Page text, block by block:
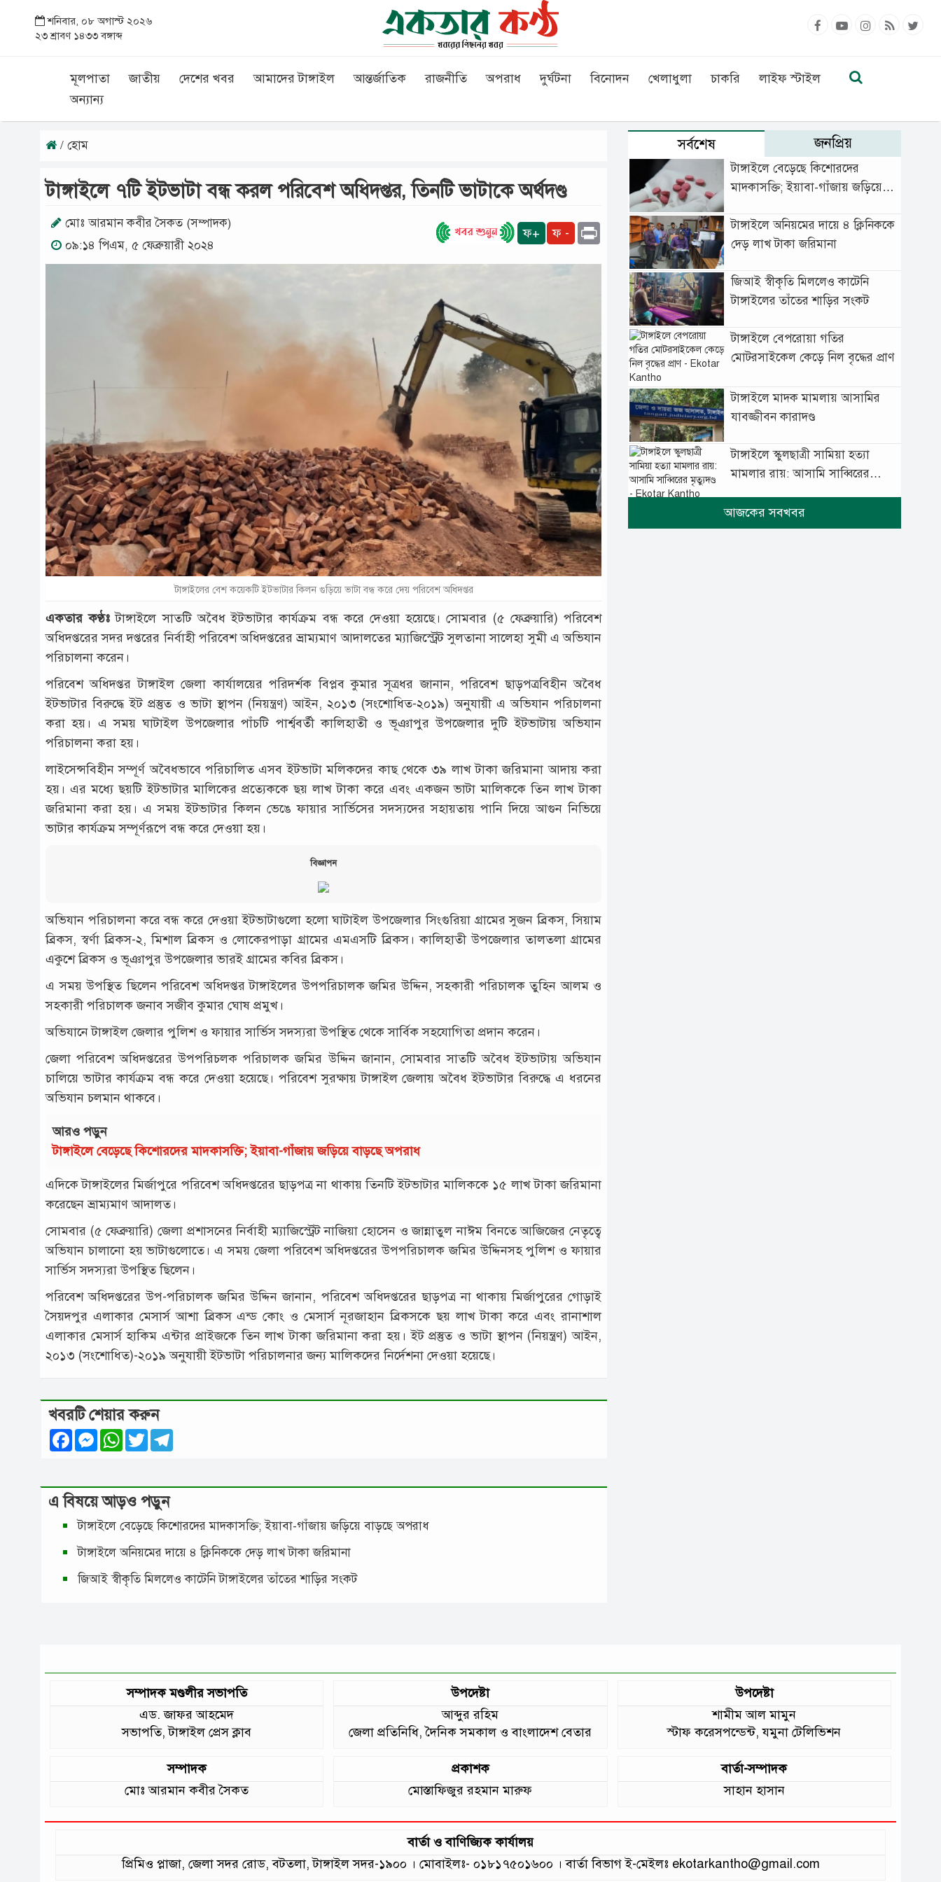
শনিবার, ০৮ অগাস্ট ২০২৬
২৩ শ্রাবণ ১৪৩৩ বঙ্গাব্দ
মূলপাতা জাতীয় দেশের খবর আমাদের টাঙ্গাইল আন্তর্জাতিক রাজনীতি অপরাধ দুর্ঘটনা বিনোদন খেলাধুলা চাকরি
লাইফ স্টাইল
অন্যান্য
/ হোম
টাঙ্গাইলে ৭টি ইটভাটা বন্ধ করল পরিবেশ অধিদপ্তর, তিনটি ভাটাকে অর্থদণ্ড
মোঃ আরমান কবীর সৈকত (সম্পাদক)
০৯:১৪ পিএম, ৫ ফেব্রুয়ারী ২০২৪
ফ+ ফ - Print
টাঙ্গাইলের বেশ কয়েকটি ইটভাটার কিলন গুড়িয়ে ভাটা বন্ধ করে দেয় পরিবেশ অধিদপ্তর
একতার কণ্ঠঃ টাঙ্গাইলে সাতটি অবৈধ ইটভাটার কার্যক্রম বন্ধ করে দেওয়া হয়েছে। সোমবার (৫ ফেব্রুয়ারি) পরিবেশ
অধিদপ্তরের সদর দপ্তরের নির্বাহী পরিবেশ অধিদপ্তরের ভ্রাম্যমাণ আদালতের ম্যাজিস্ট্রেট সুলতানা সালেহা সুমী এ অভিযান
পরিচালনা করেন।
পরিবেশ অধিদপ্তর টাঙ্গাইল জেলা কার্যালয়ের পরিদর্শক বিপ্লব কুমার সূত্রধর জানান, পরিবেশ ছাড়পত্রবিহীন অবৈধ
ইটভাটার বিরুদ্ধে ইট প্রস্তুত ও ভাটা স্থাপন (নিয়ন্ত্রণ) আইন, ২০১৩ (সংশোধিত-২০১৯) অনুযায়ী এ অভিযান পরিচালনা
করা হয়। এ সময় ঘাটাইল উপজেলার পাঁচটি পার্শ্ববর্তী কালিহাতী ও ভূঞাপুর উপজেলার দুটি ইটভাটায় অভিযান
পরিচালনা করা হয়।
লাইসেন্সবিহীন সম্পূর্ণ অবৈধভাবে পরিচালিত এসব ইটভাটা মলিকদের কাছ থেকে ৩৯ লাখ টাকা জরিমানা আদায় করা
হয়। এর মধ্যে ছয়টি ইটভাটার মালিকের প্রত্যেককে ছয় লাখ টাকা করে এবং একজন ভাটা মালিককে তিন লাখ টাকা
জরিমানা করা হয়। এ সময় ইটভাটার কিলন ভেঙে ফায়ার সার্ভিসের সদস্যদের সহায়তায় পানি দিয়ে আগুন নিভিয়ে
ভাটার কার্যক্রম সম্পূর্ণরূপে বন্ধ করে দেওয়া হয়।
বিজ্ঞাপন
অভিযান পরিচালনা করে বন্ধ করে দেওয়া ইটভাটাগুলো হলো ঘাটাইল উপজেলার সিংগুরিয়া গ্রামের সুজন ব্রিকস, সিয়াম
ব্রিকস, স্বর্ণা ব্রিকস-২, মিশাল ব্রিকস ও লোকেরপাড়া গ্রামের এমএসটি ব্রিকস। কালিহাতী উপজেলার তালতলা গ্রামের
একুশে ব্রিকস ও ভূঞাপুর উপজেলার ভারই গ্রামের কবির ব্রিকস।
এ সময় উপস্থিত ছিলেন পরিবেশ অধিদপ্তর টাঙ্গাইলের উপপরিচালক জমির উদ্দিন, সহকারী পরিচালক তুহিন আলম ও
সহকারী পরিচালক জনাব সজীব কুমার ঘোষ প্রমুখ।
অভিযানে টাঙ্গাইল জেলার পুলিশ ও ফায়ার সার্ভিস সদস্যরা উপস্থিত থেকে সার্বিক সহযোগিতা প্রদান করেন।
জেলা পরিবেশ অধিদপ্তরের উপপরিচলক পরিচালক জমির উদ্দিন জানান, সোমবার সাতটি অবৈধ ইটভাটায় অভিযান
চালিয়ে ভাটার কার্যক্রম বন্ধ করে দেওয়া হয়েছে। পরিবেশ সুরক্ষায় টাঙ্গাইল জেলায় অবৈধ ইটভাটার বিরুদ্ধে এ ধরনের
অভিযান চলমান থাকবে।
আরও পড়ুন
টাঙ্গাইলে বেড়েছে কিশোরদের মাদকাসক্তি; ইয়াবা-গাঁজায় জড়িয়ে বাড়ছে অপরাধ
এদিকে টাঙ্গাইলের মির্জাপুরে পরিবেশ অধিদপ্তরের ছাড়পত্র না থাকায় তিনটি ইটভাটার মালিককে ১৫ লাখ টাকা জরিমানা
করেছেন ভ্রাম্যমাণ আদালত।
সোমবার (৫ ফেব্রুয়ারি) জেলা প্রশাসনের নির্বাহী ম্যাজিস্ট্রেট নাজিয়া হোসেন ও জান্নাতুল নাঈম বিনতে আজিজের নেতৃত্বে
অভিযান চালানো হয় ভাটাগুলোতে। এ সময় জেলা পরিবেশ অধিদপ্তরের উপপরিচালক জমির উদ্দিনসহ পুলিশ ও ফায়ার
সার্ভিস সদস্যরা উপস্থিত ছিলেন।
পরিবেশ অধিদপ্তরের উপ-পরিচালক জমির উদ্দিন জানান, পরিবেশ অধিদপ্তরের ছাড়পত্র না থাকায় মির্জাপুরের গোড়াই
সৈয়দপুর এলাকার মেসার্স আশা ব্রিকস এন্ড কোং ও মেসার্স নূরজাহান ব্রিকসকে ছয় লাখ টাকা করে এবং রানাশাল
এলাকার মেসার্স হাকিম এন্টার প্রাইজকে তিন লাখ টাকা জরিমানা করা হয়। ইট প্রস্তুত ও ভাটা স্থাপন (নিয়ন্ত্রণ) আইন,
২০১৩ (সংশোধিত)-২০১৯ অনুযায়ী ইটভাটা পরিচালনার জন্য মালিকদের নির্দেশনা দেওয়া হয়েছে।
খবরটি শেয়ার করুন
FacebookMessenger
WhatsApp
Twitter
এ বিষয়ে আড়ও পড়ুন
টাঙ্গাইলে বেড়েছে কিশোরদের মাদকাসক্তি; ইয়াবা-গাঁজায় জড়িয়ে বাড়ছে অপরাধ
টাঙ্গাইলে অনিয়মের দায়ে ৪ ক্লিনিককে দেড় লাখ টাকা জরিমানা
জিআই স্বীকৃতি মিললেও কাটেনি টাঙ্গাইলের তাঁতের শাড়ির সংকট
সর্বশেষ জনপ্রিয়
টাঙ্গাইলে বেড়েছে কিশোরদের
মাদকাসক্তি; ইয়াবা-গাঁজায় জড়িয়ে
টাঙ্গাইলে অনিয়মের দায়ে ৪ ক্লিনিককে
দেড় লাখ টাকা জরিমানা
জিআই স্বীকৃতি মিললেও কাটেনি
টাঙ্গাইলের তাঁতের শাড়ির সংকট
টাঙ্গাইলে বেপরোয়া গতির
মোটরসাইকেল কেড়ে নিল বৃদ্ধের প্রাণ
টাঙ্গাইলে মাদক মামলায় আসামির
যাবজ্জীবন কারাদণ্ড
টাঙ্গাইলে স্কুলছাত্রী সামিয়া হত্যা
মামলার রায়: আসামি সাব্বিরের
টানা বৃষ্টিতে টাঙ্গাইলে বিপর্যস্ত
জনজীবন
সম্পাদক মণ্ডলীর সভাপতি
এড. জাফর আহমেদ
সভাপতি, টাঙ্গাইল প্রেস ক্লাব
উপদেষ্টা
আব্দুর রহিম
জেলা প্রতিনিধি, দৈনিক সমকাল ও বাংলাদেশ বেতার
উপদেষ্টা
শামীম আল মামুন
স্টাফ করেসপন্ডেন্ট, যমুনা টেলিভিশন
সম্পাদক
মোঃ আরমান কবীর সৈকত
প্রকাশক
মোস্তাফিজুর রহমান মারুফ
বার্তা-সম্পাদক
সাহান হাসান
বার্তা ও বাণিজ্যিক কার্যালয়
প্রিমিও প্লাজা, জেলা সদর রোড, বটতলা, টাঙ্গাইল সদর-১৯০০ । মোবাইলঃ- ০১৮১৭৫০১৬০০ । বার্তা বিভাগ ই-মেইলঃ ekotarkantho@gmail.com